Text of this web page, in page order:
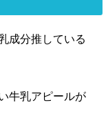
成分推している
牛乳アピールが